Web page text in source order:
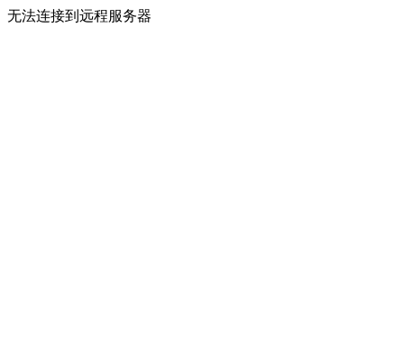
无法连接到远程服务器